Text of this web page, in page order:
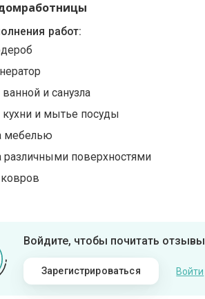
работ:
и санузла
кухни и мытье посуды
мебелью
различными поверхностями
Войдите, чтобы почитать отзывы
Зарегистрироваться Войти